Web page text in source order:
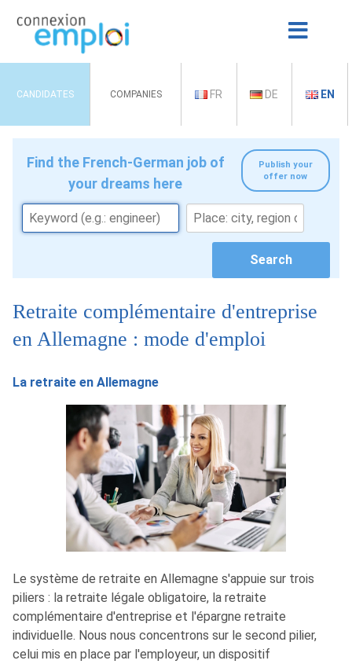
CANDIDATES COMPANIES FR DE EN
Publish your
offer now
Find the French-German job of
your dreams here
Retraite complémentaire d'entreprise
en Allemagne : mode d'emploi
La retraite en Allemagne
Le système de retraite en Allemagne s'appuie sur trois
piliers : la retraite légale obligatoire, la retraite
complémentaire d'entreprise et l'épargne retraite
individuelle. Nous nous concentrons sur le second pilier,
celui mis en place par l'employeur, un dispositif